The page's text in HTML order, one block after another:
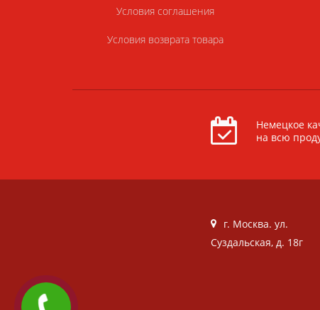
Условия соглашения
Условия возврата товара
Немецкое
на всю
г. Москва. ул.
Суздальская, д. 18г